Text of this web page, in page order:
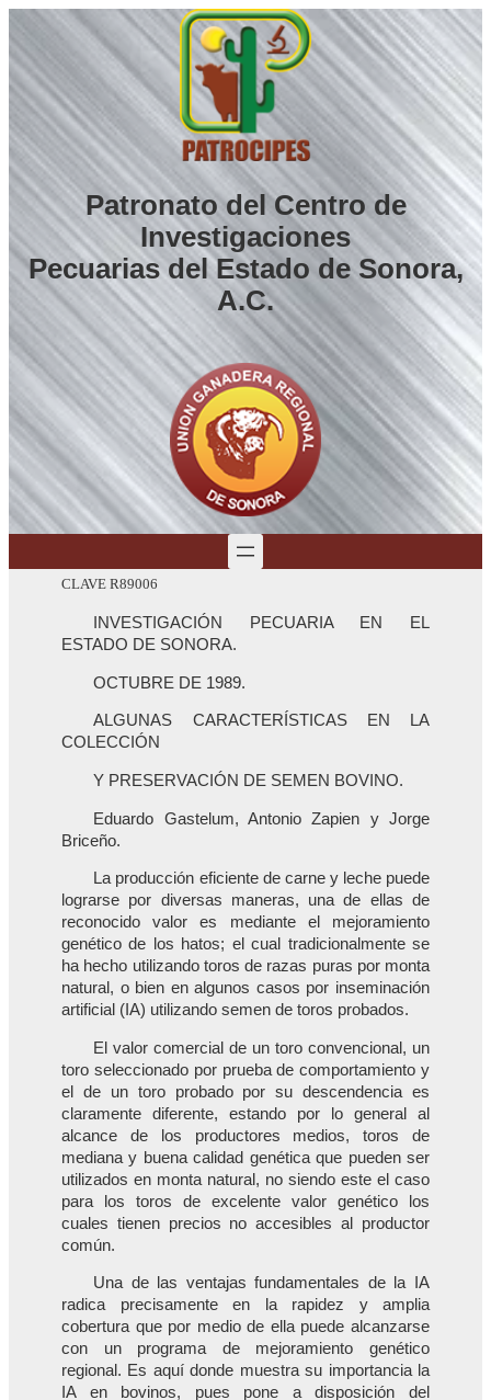
Saltar
al
contenido
Patronato del Centro de
Investigaciones
Pecuarias del Estado de Sonora,
A.C.
CLAVE R89006
INVESTIGACIÓN PECUARIA EN EL
ESTADO DE SONORA.
OCTUBRE DE 1989.
ALGUNAS CARACTERÍSTICAS EN LA
COLECCIÓN
Y PRESERVACIÓN DE SEMEN BOVINO.
Eduardo Gastelum, Antonio Zapien y Jorge
Briceño.
La producción eficiente de carne y leche puede
lograrse por diversas maneras, una de ellas de
reconocido valor es mediante el mejoramiento
genético de los hatos; el cual tradicionalmente se
ha hecho utilizando toros de razas puras por monta
natural, o bien en algunos casos por inseminación
artificial (IA) utilizando semen de toros probados.
El valor comercial de un toro convencional, un
toro seleccionado por prueba de comportamiento y
el de un toro probado por su descendencia es
claramente diferente, estando por lo general al
alcance de los productores medios, toros de
mediana y buena calidad genética que pueden ser
utilizados en monta natural, no siendo este el caso
para los toros de excelente valor genético los
cuales tienen precios no accesibles al productor
común.
Una de las ventajas fundamentales de la IA
radica precisamente en la rapidez y amplia
cobertura que por medio de ella puede alcanzarse
con un programa de mejoramiento genético
regional. Es aquí donde muestra su importancia la
IA en bovinos, pues pone a disposición del